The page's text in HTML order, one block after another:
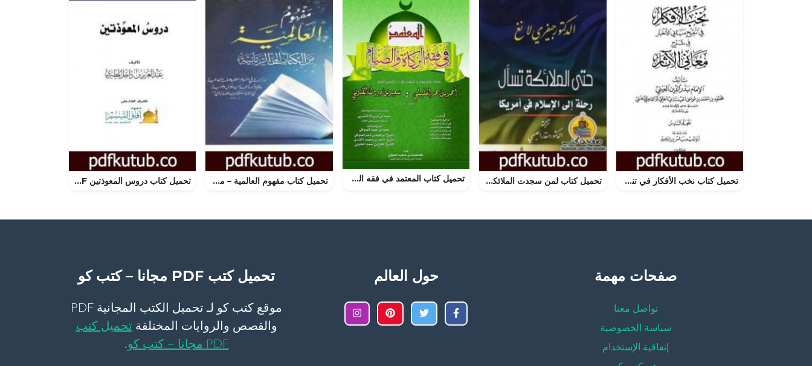
تحميل كتاب نخب الأفكار في تنقيح مباني الأخبار في شرح معاني الآثار – المجلد السادس PDF تأليف بدر الدين العيني مجانا [كامل] تحميل كتاب لمن سجدت الملائكة؟ PDF تأليف جيفري لانج مجانا [كامل] تحميل كتاب المعتمد في فقه الصيام والزكاة pdf تحميل كتاب مفهوم العالمية – من الكتاب إلى الربانية PDF تأليف فريد الأنصاري مجانا [كامل] تحميل كتاب دروس المعوذتين PDF تأليف عبد العزيز بن داخل المطيري مجانا [كامل]
صفحات مهمة
تواصل معنا
سياسة الخصوصية
إتفاقية الإستخدام
حول العالم تحميل كتب PDF مجانا – كتب كو
موقع كتب كو لـ تحميل الكتب المجانية PDF
والقصص والروايات المختلفة تحميل كتب
PDF مجانا – كتب كو
.